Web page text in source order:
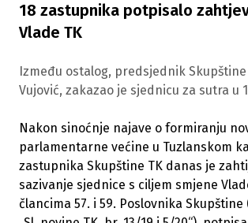
18 zastupnika potpisalo
Vlade TK
Između ostalog, predsjednik Skupštine
Vujović, zakazao je sjednicu za sutra u
Nakon sinoćnje najave o formiranju
parlamentarne većine u Tuzlanskom
zastupnika Skupštine TK danas je
sazivanje sjednice s ciljem smjene
člancima 57. i 59. Poslovnika